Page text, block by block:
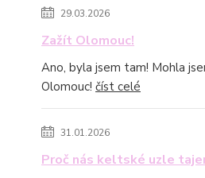
29.03.2026
Zažít Olomouc!
Ano, byla jsem tam! Mohla
Olomouc! číst celé
31.01.2026
Proč nás keltské uzle